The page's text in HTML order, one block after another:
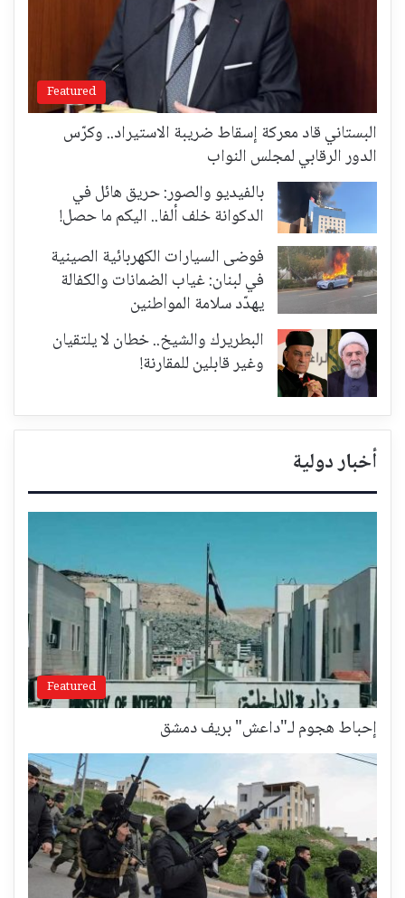
Featured
البستاني قاد معركة إسقاط ضريبة الاستيراد.. وكرّس
الدور الرقابي لمجلس النواب
بالفيديو والصور: حريق هائل في
الدكوانة خلف ألفا.. اليكم ما حصل!
فوضى السيارات الكهربائية الصينية
في لبنان: غياب الضمانات والكفالة
يهدّد سلامة المواطنين
البطريرك والشيخ.. خطان لا يلتقيان
وغير قابلين للمقارنة!
أخبار دولية
Featured
إحباط هجوم لـ"داعش" بريف دمشق